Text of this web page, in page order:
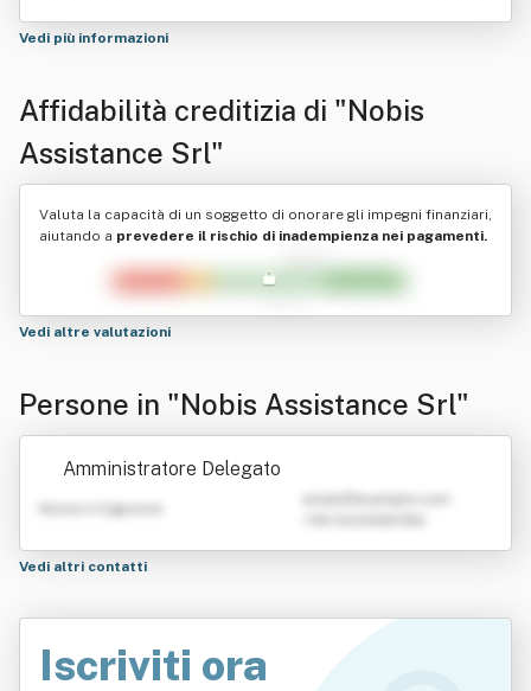
Vedi più informazioni
Affidabilità creditizia di "Nobis
Assistance Srl"
Valuta la capacità di un soggetto di onorare gli impegni finanziari,
aiutando a prevedere il rischio di inadempienza nei pagamenti.
Vedi altre valutazioni
Persone in "Nobis Assistance Srl"
Amministratore Delegato
Nome e Cognome
Vedi altri contatti
Iscriviti ora